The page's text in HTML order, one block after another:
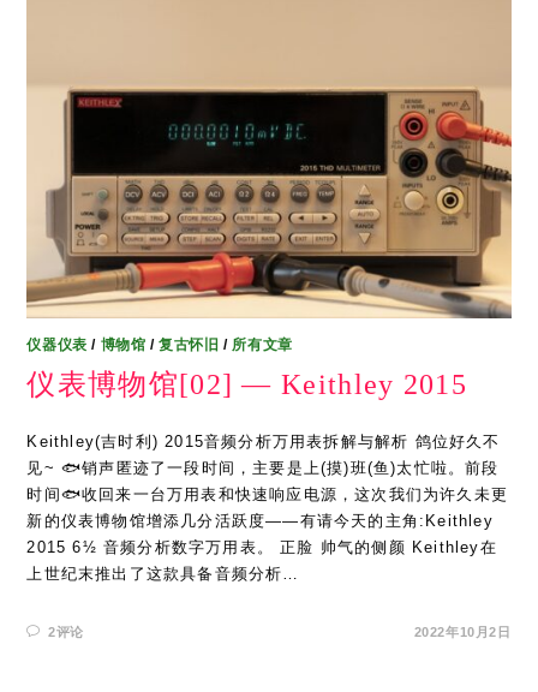
仪器仪表 / 博物馆 /复古怀旧 / 所有文章
仪表博物馆[02] — Keithley 2015
Keithley(吉时利) 2015音频分析万用表拆解与解析 鸽位好久不
见~ 🐟销声匿迹了一段时间，主要是上(摸)班(鱼)太忙啦。前段
时间🐟收回来一台万用表和快速响应电源，这次我们为许久未更
新的仪表博物馆增添几分活跃度——有请今天的主角:Keithley
2015 6½ 音频分析数字万用表。 正脸 帅气的侧颜 Keithley在
上世纪末推出了这款具备音频分析…
2评论 2022年10月2日